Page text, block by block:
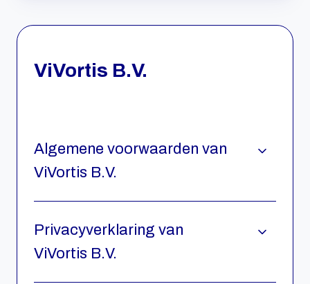
ViVortis B.V.
Algemene voorwaarden van
ViVortis B.V.
Privacyverklaring van
ViVortis B.V.